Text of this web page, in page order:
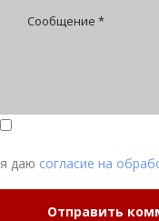
я даю согласие на
Отправить